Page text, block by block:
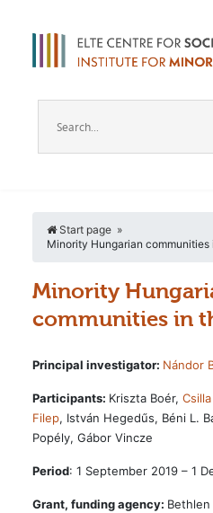
Start page
Minority Hungarian
Minority
communities in
Principal investigator: Nándor
Participants: Kriszta Boér,
Filep, István Hegedűs, Béni L.
Popély, Gábor Vincze
Period: 1 September 2019 – 1
Grant, funding agency: